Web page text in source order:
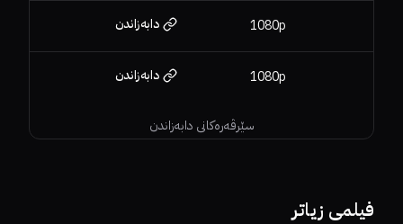
سێرڤەرەکانی دابەزاندن
1080p دابەزاندن
1080p دابەزاندن
فیلمی زیاتر